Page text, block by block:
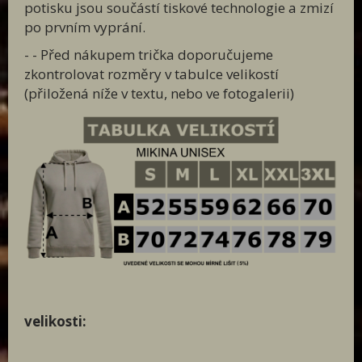
potisku jsou součástí tiskové technologie a zmizí
po prvním vyprání.
- - Před nákupem trička doporučujeme
zkontrolovat rozměry v tabulce velikostí
(přiložená níže v textu, nebo ve fotogalerii)
velikosti: